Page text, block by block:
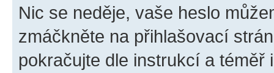
Nic se neděje, vaše heslo
zmáčkněte na přihlašovací
pokračujte dle instrukcí a téměř